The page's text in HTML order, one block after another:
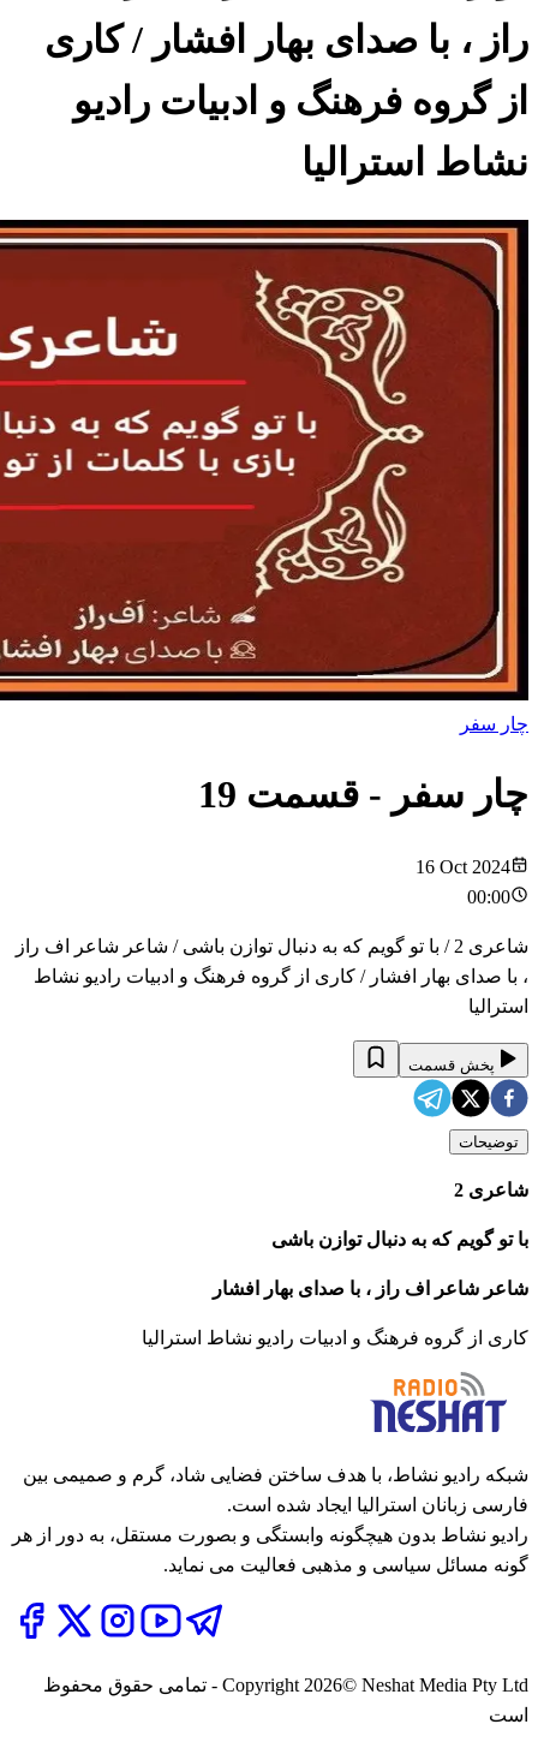
راز ، با صدای بهار افشار / کاری
از گروه فرهنگ و ادبیات رادیو
نشاط استرالیا
چار سفر
چار سفر - قسمت 19
16 Oct 2024
00:00
شاعری 2 / با تو گویم که به دنبال توازن باشی / شاعر شاعر اف راز
، با صدای بهار افشار / کاری از گروه فرهنگ و ادبیات رادیو نشاط
استرالیا
پخش قسمت
توضیحات
شاعری 2
با تو گویم که به دنبال توازن باشی
شاعر شاعر اف راز ، با صدای بهار افشار
کاری از گروه فرهنگ و ادبیات رادیو نشاط استرالیا
شبکه رادیو نشاط، با هدف ساختن فضایی شاد، گرم و صمیمی بین
فارسی زبانان استرالیا ایجاد شده است.
رادیو نشاط بدون هیچگونه وابستگی و بصورت مستقل، به دور از هر
گونه مسائل سیاسی و مذهبی فعالیت می نماید.
Copyright 2026
© Neshat Media Pty Ltd - تمامی حقوق محفوظ
است